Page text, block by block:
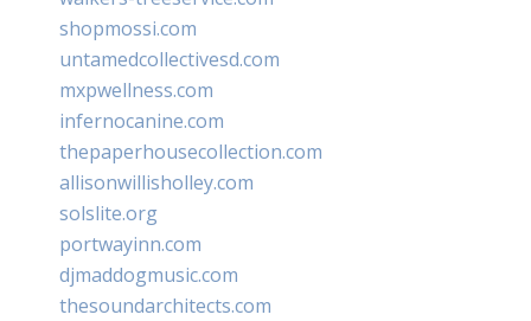
shopmossi.com
untamedcollectivesd.com
mxpwellness.com
infernocanine.com
thepaperhousecollection.com
allisonwillisholley.com
solslite.org
portwayinn.com
djmaddogmusic.com
thesoundarchitects.com